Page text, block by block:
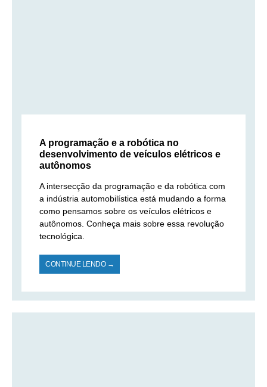
A programação e a robótica no
desenvolvimento de veículos elétricos e
autônomos
A intersecção da programação e da robótica com
a indústria automobilística está mudando a forma
como pensamos sobre os veículos elétricos e
autônomos. Conheça mais sobre essa revolução
tecnológica.
CONTINUE LENDO →